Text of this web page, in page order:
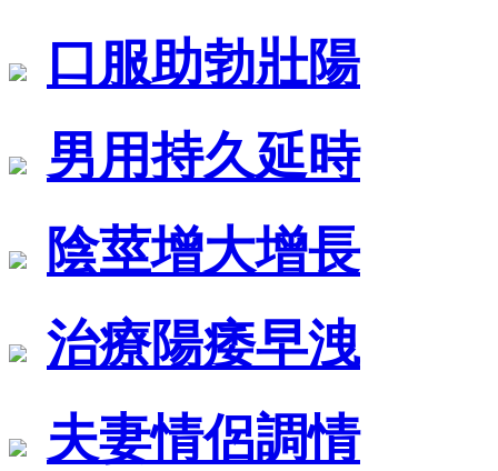
口服助勃壯陽
男用持久延時
陰莖增大增長
治療陽痿早洩
夫妻情侶調情